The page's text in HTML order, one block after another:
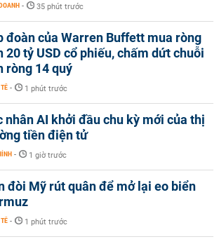
- 35 phút trước
đoàn của Warren Buffett mua ròng
20 tỷ USD cổ phiếu, chấm dứt chuỗi
ròng 14 quý
- 1 phút trước
nhân AI khởi đầu chu kỳ mới của thị
tiền điện tử
- 1 giờ trước
đòi Mỹ rút quân để mở lại eo biển
- 1 phút trước